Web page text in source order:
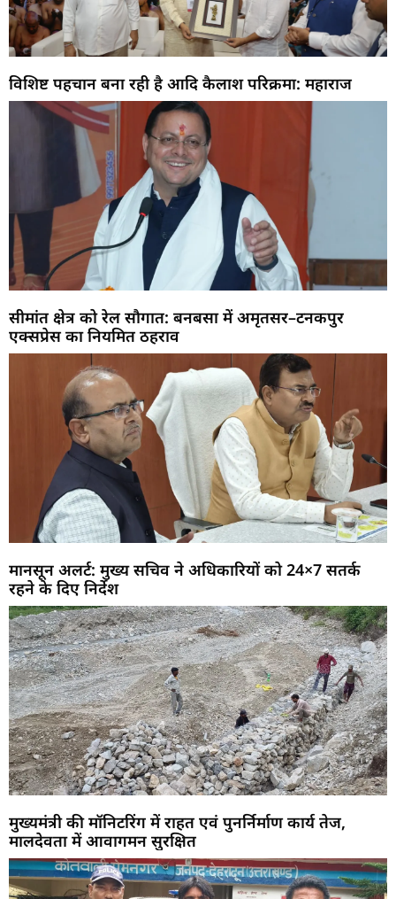
विशिष्ट पहचान बना रही है आदि कैलाश परिक्रमा: महाराज
सीमांत क्षेत्र को रेल सौगात: बनबसा में अमृतसर–टनकपुर
एक्सप्रेस का नियमित ठहराव
मानसून अलर्ट: मुख्य सचिव ने अधिकारियों को 24×7 सतर्क
रहने के दिए निर्देश
मुख्यमंत्री की मॉनिटरिंग में राहत एवं पुनर्निर्माण कार्य तेज,
मालदेवता में आवागमन सुरक्षित